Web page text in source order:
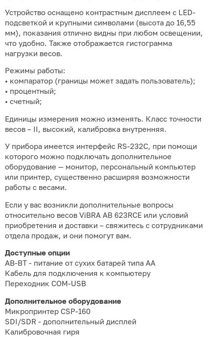
Устройство оснащено контрастным дисплеем с LED-
подсветкой и крупными символами (высота до 16,55
мм), показания отлично видны при любом освещении,
что удобно. Также отображается гистограмма
нагрузки весов.
Режимы работы:
• компаратор (границы может задать пользователь);
• процентный;
• счетный;
Единицы измерения можно изменять. Класс точности
весов – II, высокий, калибровка внутренняя.
У прибора имеется интерфейс RS-232C, при помощи
которого можно подключать дополнительное
оборудование — монитор, персональный компьютер
или принтер, существенно расширяя возможности
работы с весами.
Если у вас возникли дополнительные вопросы
относительно весов ViBRA AB 623RCE или условий
приобретения и доставки – свяжитесь с сотрудниками
отдела продаж, и они помогут вам.
Доступные опции
AB-BT - питание от сухих батарей типа АА
Кабель для подключения к компьютеру
Переходник COM-USB
Дополнительное оборудование
Микропринтер CSP-160
SDI/SDR - дополнительный дисплей
Калибровочная гиря